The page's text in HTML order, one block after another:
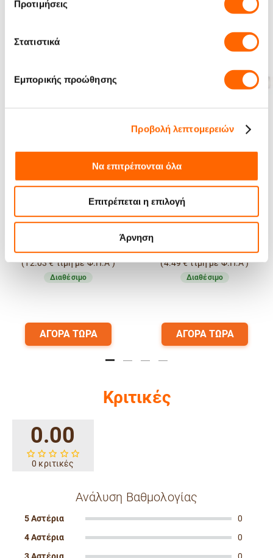
Προτιμήσεις
Στατιστικά
Εμπορικής προώθησης
Προβολή λεπτομερειών
Να επιτρέπονται όλα
Επιτρέπεται η επιλογή
Άρνηση
Καθαριστικό Μηχανής
Bosch 00312504 10
τεμάχια
9.70 €
(12.03€τιμή με Φ.Π.Α )
Διαθέσιμο
ΑΓΟΡΑ ΤΩΡΑ
Λιπαντικό Γράσο για
Μηχανές Espresso
Philips/Gaggia/Saeco 5gr
3.62 €
(4.49€τιμή με Φ.Π.Α )
Διαθέσιμο
ΑΓΟΡΑ ΤΩΡΑ
Κριτικές
0.00
0 κριτικές
Ανάλυση Βαθμολογίας
5 Αστέρια
0
4 Αστέρια
0